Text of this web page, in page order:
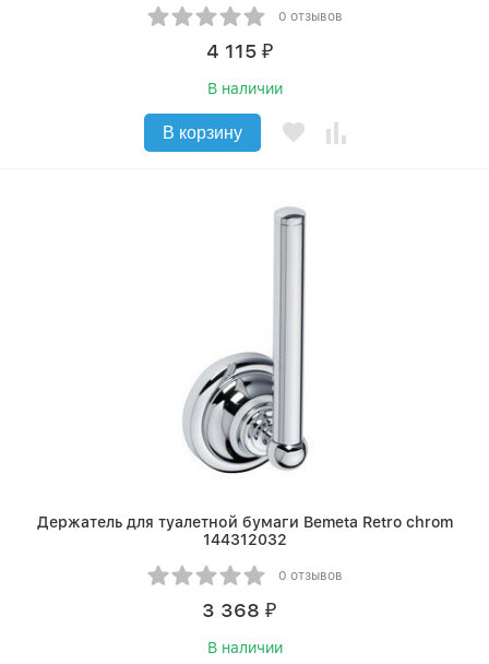
0 отзывов
4 115 ₽
В наличии
В корзину
Держатель для туалетной бумаги Bemeta Retro chrom
144312032
0 отзывов
3 368 ₽
В наличии